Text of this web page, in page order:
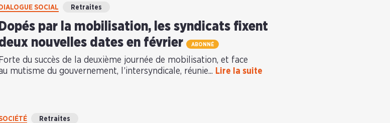
DIALOGUE SOCIAL Retraites
Dopés par la mobilisation, les syndicats fixent
nouvelles dates en février
ABONNÉ
Forte du succès de la deuxième journée de mobilisation, et face
mutisme du gouvernement, l’intersyndicale, réunie... Lire la suite
Retraites